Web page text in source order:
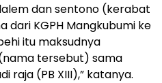
dan sentono (kerabat
dari KGPH Mangkubumi ke
itu maksudnya
tersebut) sama
raja (PB XIII),” katanya.